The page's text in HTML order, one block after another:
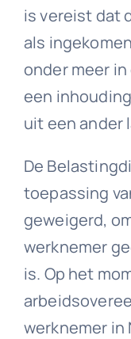
is vereist dat
als
onder meer
een
uit een ander
De
toepassing
geweigerd,
werknemer
is. Op het
werknemer in